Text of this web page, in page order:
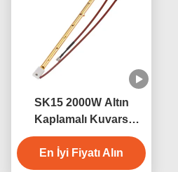
SK15 2000W Altın
Kaplamalı Kuvars
Kızılötesi Sauna Isıtıcı
Lamba
En İyi Fiyatı Alın